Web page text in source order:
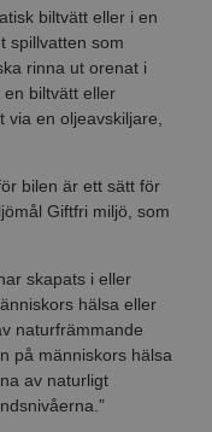
biltvätt eller i en
spillvatten som
rinna ut orenat i
biltvätt eller
via en oljeavskiljare,
bilen är ett sätt för
Giftfri miljö, som
skapats i eller
hälsa eller
naturfrämmande
på människors hälsa
av naturligt